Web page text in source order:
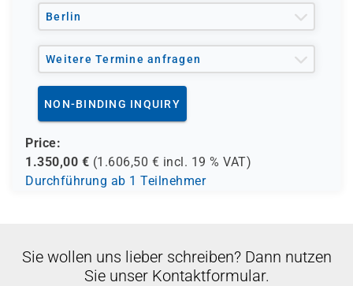
und andere Träger möglich
Berlin
Weitere Termine anfragen
NON-BINDING INQUIRY
Price:
1.350,00 € (1.606,50 € incl. 19 % VAT)
Durchführung ab 1 Teilnehmer
Sie wollen uns lieber schreiben? Dann nutzen
Sie unser Kontaktformular.